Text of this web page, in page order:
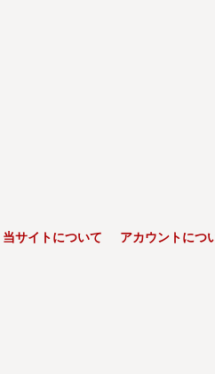
当サイトについて アカウントにつ